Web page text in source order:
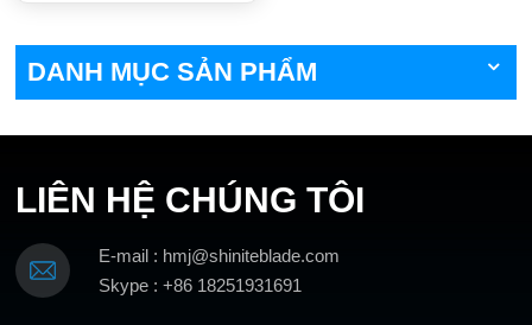
DANH MỤC SẢN PHẨM
LIÊN HỆ CHÚNG TÔI
E-mail : hmj@shiniteblade.com
Skype : +86 18251931691